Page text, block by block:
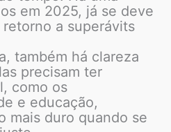
em 2025, já se deve
a superávits
também há clareza
precisam ter
como os
e educação,
mais duro quando se